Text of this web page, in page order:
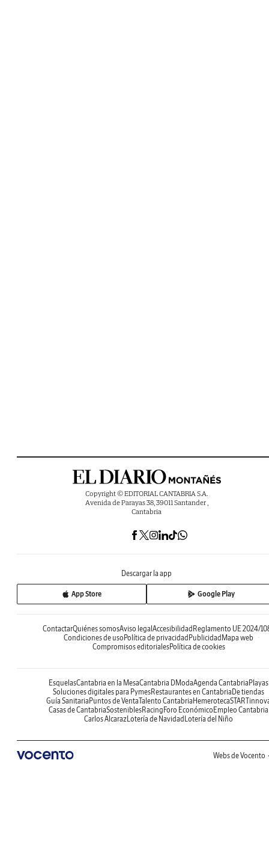
Copyright © EDITORIAL CANTABRIA S.A.
Avenida de Parayas 38, 39011 Santander ,
Cantabria
Descargar la app
App Store Google Play
ContactarQuiénes somosAviso legalAccesibilidadReglamento UE 2024/
Condiciones de usoPolítica de privacidadPublicidadMapa web
Compromisos editorialesPolítica de cookies
EsquelasCantabria en la MesaCantabria DModaAgenda CantabriaPlayas
Soluciones digitales para PymesRestaurantes en CantabriaDe tiendas
Guía SanitariaPuntos de VentaTalento CantabriaHemeroteca
Casas de CantabriaSosteniblesRacingForo EconómicoEmpleo Cantabria
Carlos AlcarazLotería de NavidadLotería del Niño
Webs de Vocento